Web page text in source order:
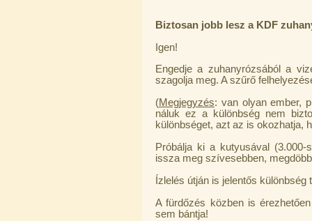
Biztosan jobb lesz a KDF
Igen!
Engedje a zuhanyrózsából a
szagolja meg. A szűrő
(Megjegyzés: van olyan ember,
náluk ez a különbség nem
különbséget, azt az is okozhatja,
Próbálja ki a kutyusával
issza meg szívesebben,
Ízlelés útján is jelentős
A fürdőzés közben is
sem bántja!